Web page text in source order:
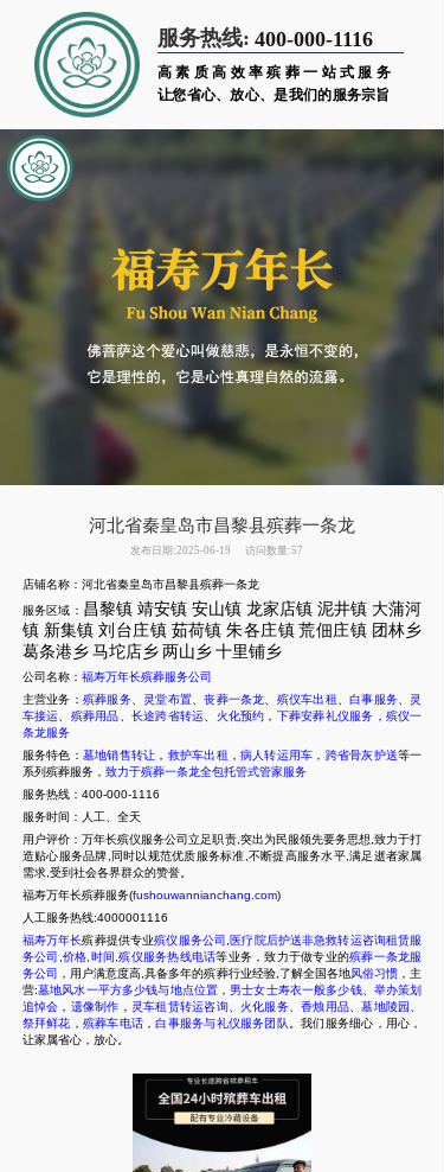
服务热线: 400-000-1116
高素质高效率殡葬一站式服务
让您省心、放心、是我们的服务宗旨
河北省秦皇岛市昌黎县殡葬一条龙
发布日期:2025-06-19 访问数量:57
店铺名称：河北省秦皇岛市昌黎县殡葬一条龙
服务区域： 昌黎镇 靖安镇 安山镇 龙家店镇 泥井镇 大蒲河
镇 新集镇 刘台庄镇 茹荷镇 朱各庄镇 荒佃庄镇 团林乡
葛条港乡 马坨店乡 两山乡 十里铺乡
公司名称： 福寿万年长殡葬服务公司
主营业务： 殡葬服务、 灵堂布置 、丧葬一条龙 殡仪车出租 、白事服务
灵
车接运
殡葬用品 长途跨省转运 火化预约 ， 下葬安葬礼仪服务 ， 殡仪一
条龙服务
服务特色： 墓地销售转让 ， 救护车出租 ， 病人转运用车 ， 跨省骨灰护送等一
系列殡葬服务， 致力于殡葬一条龙全包托管式管家服务
服务热线：400-000-1116
服务时间：人工、全天
用户评价：万年长殡仪服务公司立足职责,突出为民服领先要务思想,致力于打
造贴心服务品牌,同时以规范优质服务标准,不断提高服务水平,满足逝者家属
需求,受到社会各界群众的赞誉。
福寿万年长殡葬服务(fushouwannianchang.com)
人工服务热线:4000001116
福寿万年长殡葬提供专业殡仪服务公司 医疗院后护送非急救转运咨询租赁服
务公司 价格 时间 殡仪服务热线电话等业务，致力于做专业的殡葬一条龙服
务公司
，用户满意度高,具备多年的殡葬行业经验,了解全国各地风俗习惯 ，主
营:墓地风水一平方多少钱与地点位置 ， 男士女士寿衣一般多少钱、 举办策划
追悼会 ， 遗像制作 ， 灵车租赁转运咨询、 火化服务、香烛用品 、墓地陵园
祭拜鲜花 ， 殡葬车电话 ，白事服务与礼仪服务团队
。我们服务细心，用心，
让家属省心，放心。